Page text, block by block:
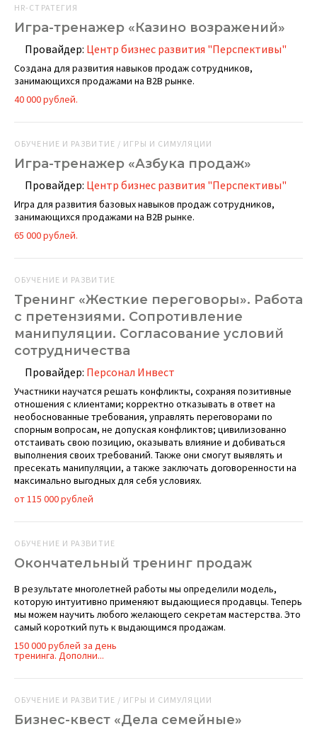
HR-СТРАТЕГИЯ
Игра-тренажер «Казино возражений»
Провайдер: Центр бизнес развития "Перспективы"
Создана для развития навыков продаж сотрудников,
занимающихся продажами на B2B рынке.
40 000 рублей.
ОБУЧЕНИЕ И РАЗВИТИЕ / ИГРЫ И СИМУЛЯЦИИ
Игра-тренажер «Азбука продаж»
Провайдер: Центр бизнес развития "Перспективы"
Игра для развития базовых навыков продаж сотрудников,
занимающихся продажами на B2B рынке.
65 000 рублей.
ОБУЧЕНИЕ И РАЗВИТИЕ
Тренинг «Жесткие переговоры». Работа
с претензиями. Сопротивление
манипуляции. Согласование условий
сотрудничества
Провайдер: Персонал Инвест
Участники научатся решать конфликты, сохраняя позитивные
отношения с клиентами; корректно отказывать в ответ на
необоснованные требования, управлять переговорами по
спорным вопросам, не допуская конфликтов; цивилизованно
отстаивать свою позицию, оказывать влияние и добиваться
выполнения своих требований. Также они смогут выявлять и
пресекать манипуляции, а также заключать договоренности на
максимально выгодных для себя условиях.
от 115 000 рублей
ОБУЧЕНИЕ И РАЗВИТИЕ
Окончательный тренинг продаж
В результате многолетней работы мы определили модель,
которую интуитивно применяют выдающиеся продавцы. Теперь
мы можем научить любого желающего секретам мастерства. Это
самый короткий путь к выдающимся продажам.
150 000 рублей за день
тренинга. Дополни...
ОБУЧЕНИЕ И РАЗВИТИЕ / ИГРЫ И СИМУЛЯЦИИ
Бизнес-квест «Дела семейные»